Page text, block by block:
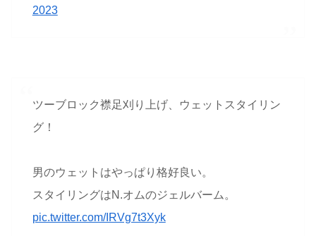
2023
ツーブロック襟足刈り上げ、ウェットスタイリン
グ！
男のウェットはやっぱり格好良い。
スタイリングはN.オムのジェルバーム。
pic.twitter.com/IRVg7t3Xyk